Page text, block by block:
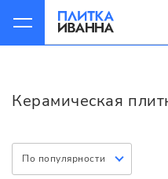
Керамическая
По популярности